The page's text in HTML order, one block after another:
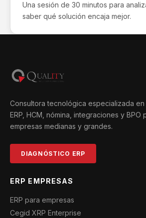
Una sesión de 30 minutos para
saber qué solución encaja mejor.
Consultora tecnológica especializada en
ERP, HCM, nómina, integraciones y BPO
empresas medianas y grandes.
DIAGNÓSTICO ERP
ERP EMPRESAS
ERP para empresas
Cegid XRP Enterprise